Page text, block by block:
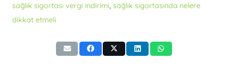
sağlık sigortası vergi indirimi, sağlık sigortasında nelere
dikkat etmeli